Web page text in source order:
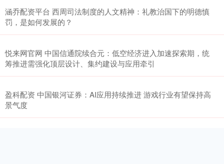
涵乔配资平台 西周司法制度的人文精神：礼教治国下的明德慎
罚，是如何发展的？
悦来网官网 中国信通院续合元：低空经济进入加速探索期，统
筹推进需强化顶层设计、集约建设与应用牵引
盈科配资 中国银河证券：AI应用持续推进 游戏行业有望保持高
景气度